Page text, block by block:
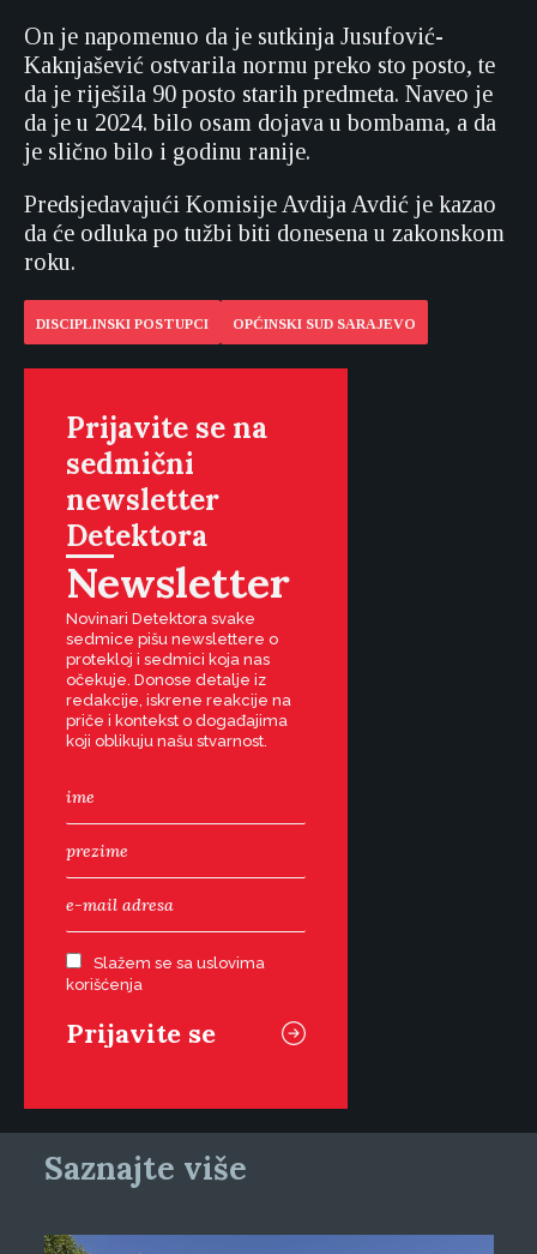
On je napomenuo da je sutkinja Jusufović-
Kaknjašević ostvarila normu preko sto posto, te
da je riješila 90 posto starih predmeta. Naveo je
da je u 2024. bilo osam dojava u bombama, a da
je slično bilo i godinu ranije.
Predsjedavajući Komisije Avdija Avdić je kazao
da će odluka po tužbi biti donesena u zakonskom
roku.
DISCIPLINSKI POSTUPCI OPĆINSKI SUD SARAJEVO
Prijavite se na
sedmični
newsletter
Detektora
Newsletter
Novinari Detektora svake
sedmice pišu newslettere o
protekloj i sedmici koja nas
očekuje. Donose detalje iz
redakcije, iskrene reakcije na
priče i kontekst o događajima
koji oblikuju našu stvarnost.
Slažem se sa uslovima
korišćenja
Saznajte više